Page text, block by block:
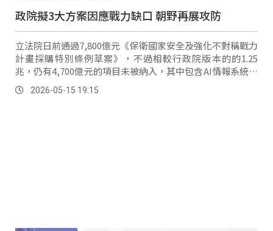
政院擬3大方案因應戰力缺口 朝野再展攻防
立法院日前通過7,800億元《保衛國家安全及強化不對稱戰力
計畫採購特別條例草案》，不過相較行政院版本的的1.25
兆，仍有4,700億元的項目未被納入，其中包含AI情報系統、
無人機、反制無人機及國防自主等關鍵項目。
2026-05-15 19:15